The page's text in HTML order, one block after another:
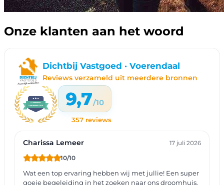
Onze klanten aan het woord